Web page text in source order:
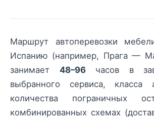
Маршрут автоперевозки
Испанию (например, Прага —
занимает 48–96часов в
выбранного сервиса, класса
количества пограничных
комбинированных схемах